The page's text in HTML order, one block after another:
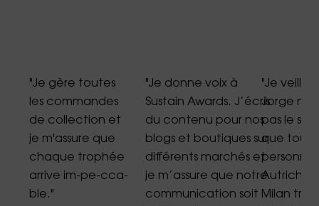
"Je gère toutes
les commandes
de collection et
je m'assure que
chaque trophée
arrive im-pe-cca-
ble."
"Je donne voix à
Sustain Awards. J’écris
du contenu pour nos
blogs et boutiques sur
différents marchés et
je m’assure que notre
communication soit
"Je veille
Jorge ne
pas le
que
personne
Autriche
Milan